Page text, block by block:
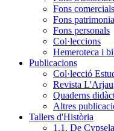
Fons
Fons
Fons personals
Col·leccions
Hemeroteca i
Publicacions
Col·lecció
Revista L'Arjau
Quaderns
Altres
Tallers d'Història
1.1. De